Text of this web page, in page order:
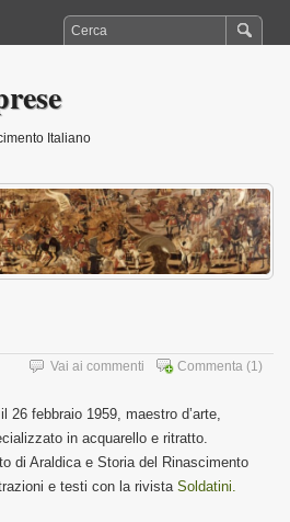
Italiano
Commenta (1)
Vai ai commenti
il 26 febbraio 1959, maestro d’arte,
in acquarello e ritratto.
di Araldica e Storia del Rinascimento
e testi con la rivista Soldatini.